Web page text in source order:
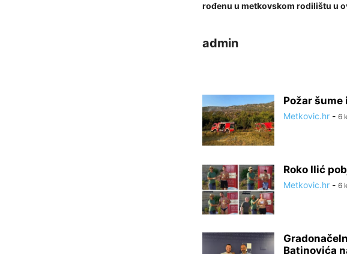
rođenu u metkovskom rodilištu u
admin
Požar
Metkovic.hr - 6
Roko Ilić
Metkovic.hr - 6
Batinovića